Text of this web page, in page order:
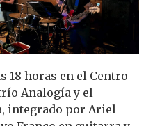
18 horas en el Centro
Analogía y el
integrado por Ariel